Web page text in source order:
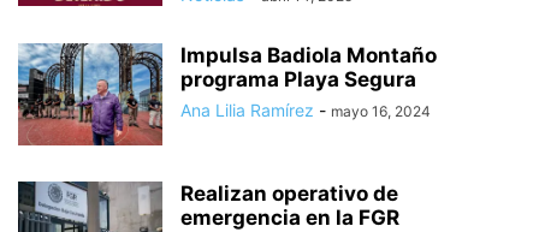
Impulsa Badiola Montaño
programa Playa Segura
Ana Lilia Ramírez - mayo 16, 2024
Realizan operativo de
emergencia en la FGR